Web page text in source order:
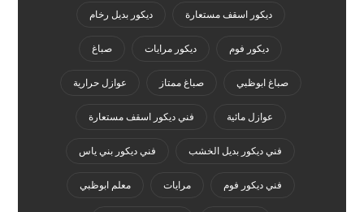
ديكور اسقف مستعارة ديكور بديل رخام
ديكور فوم ديكور مرايات صباغ
صباغ ابوظبي صباغ ممتاز عوازل حرارية
عوازل مائية فني ديكور اسقف مستعارة
فني ديكور بديل الخشب فني ديكور بني ياس
فني ديكور فوم مرايات معلم ابوظبي